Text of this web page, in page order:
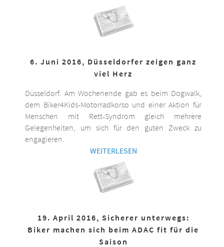
6. Juni 2016, Düsseldorfer zeigen ganz
viel Herz
Düsseldorf. Am Wochenende gab es beim Dogwalk,
dem Biker4Kids-Motorradkorso und einer Aktion für
Menschen mit Rett-Syndrom gleich mehrere
Gelegenheiten, um sich für den guten Zweck zu
engagieren.
WEITERLESEN
19. April 2016, Sicherer unterwegs:
Biker machen sich beim ADAC fit für die
Saison